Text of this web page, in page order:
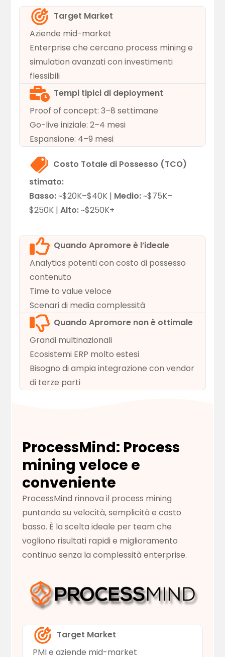
Target Market
Aziende mid-market
Enterprise che cercano process mining e
simulation avanzati con investimenti
flessibili
Tempi tipici di deployment
Proof of concept: 3–8 settimane
Go-live iniziale: 2–4 mesi
Espansione: 4–9 mesi
Costo Totale di Possesso (TCO)
stimato:
Basso:~$20K–$40K | Medio:~$75K–
$250K |Alto:~$250K+
Quando Apromore è l’ideale
Analytics potenti con costo di possesso
contenuto
Time to value veloce
Scenari di media complessità
Quando Apromore non è ottimale
Grandi multinazionali
Ecosistemi ERP molto estesi
Bisogno di ampia integrazione con vendor
di terze parti
ProcessMind: Process
mining veloce e
conveniente
ProcessMind rinnova il process mining
puntando su velocità, semplicità e costo
basso. È la scelta ideale per team che
vogliono risultati rapidi e miglioramento
continuo senza la complessità enterprise.
Target Market
PMI e aziende mid-market